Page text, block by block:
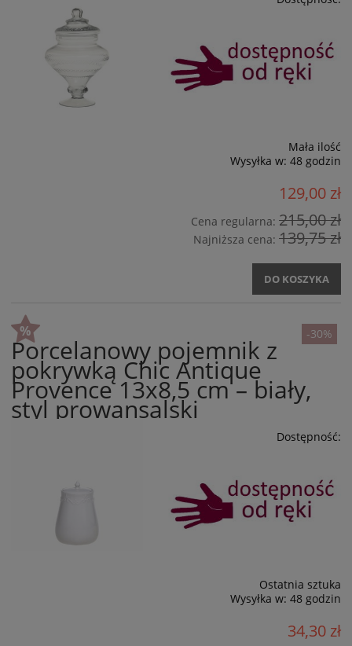
Mała ilość
Wysyłka w: 48 godzin
129,00 zł
Cena regularna: 215,00 zł
Najniższa cena: 139,75 zł
DO KOSZYKA
Porcelanowy pojemnik z
pokrywką Chic Antique
Provence 13x8,5 cm – biały,
styl prowansalski
Dostępność:
Ostatnia sztuka
Wysyłka w: 48 godzin
34,30 zł
-30%